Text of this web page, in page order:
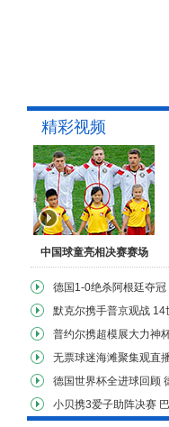
精彩视频
中国球童亮相决赛赛场
德国1-0绝杀阿根廷夺冠
默克尔携手普京观战 14
普约尔携超模展大力神
无票球迷海滩聚集观直
德国世界杯全进球回顾
小贝携3爱子助阵决赛